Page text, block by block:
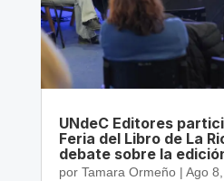
UNdeC Editores
Feria del Libro de La
debate sobre la
por Tamara Ormeño| Ago